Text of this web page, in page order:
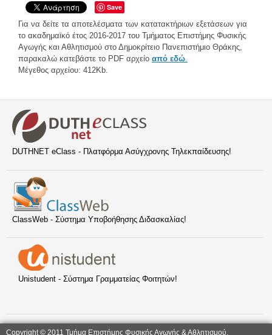
Save
Για να δείτε τα αποτελέσματα των κατατακτήριων εξετάσεων για
το ακαδημαϊκό έτος 2016-2017 του Τμήματος Επιστήμης Φυσικής
Αγωγής και Αθλητισμού στο Δημοκρίτειο Πανεπιστήμιο Θράκης,
παρακαλώ κατεβάστε το PDF αρχείο από εδώ
Μέγεθος αρχείου: 412Kb.
DUTHNET eClass - Πλατφόρμα Ασύγχρονης Τηλεκπαίδευσης!
ClassWeb - Σύστημα Υποβοήθησης Διδασκαλίας!
Unistudent - Σύστημα Γραμματείας Φοιτητών!
Copyright © 2011 Τμήμα Επιστήμης Φυσικής Αγωγής & Αθλητισμού,